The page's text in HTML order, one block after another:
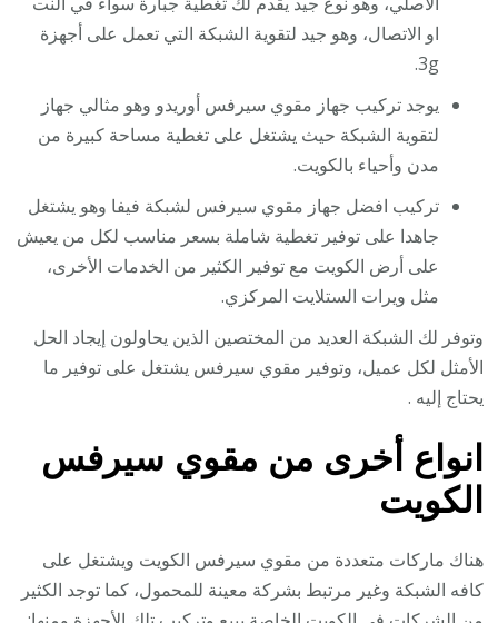
او الاتصال، وهو جيد لتقوية الشبكة التي تعمل على أجهزة
3g.
يوجد تركيب جهاز مقوي سيرفس أوريدو وهو مثالي جهاز
لتقوية الشبكة حيث يشتغل على تغطية مساحة كبيرة من
مدن وأحياء بالكويت.
تركيب افضل جهاز مقوي سيرفس لشبكة فيفا وهو يشتغل
جاهدا على توفير تغطية شاملة بسعر مناسب لكل من يعيش
على أرض الكويت مع توفير الكثير من الخدمات الأخرى،
مثل ويرات الستلايت المركزي.
وتوفر لك الشبكة العديد من المختصين الذين يحاولون إيجاد الحل
الأمثل لكل عميل، وتوفير مقوي سيرفس يشتغل على توفير ما
يحتاج إليه .
انواع أخرى من مقوي سيرفس
الكويت
هناك ماركات متعددة من مقوي سيرفس الكويت ويشتغل على
كافه الشبكة وغير مرتبط بشركة معينة للمحمول، كما توجد الكثير